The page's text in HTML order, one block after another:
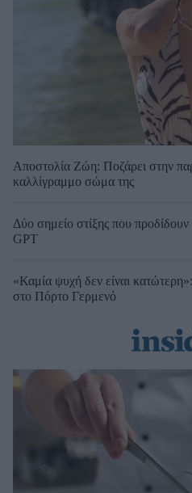
Αποστολία Ζώη: Ποζάρει στην
καλλίγραμμο σώμα της
Δύο σημείο στίξης που
GPT
«Καμία ψυχή δεν είναι
στο Πόρτο Γερμενό